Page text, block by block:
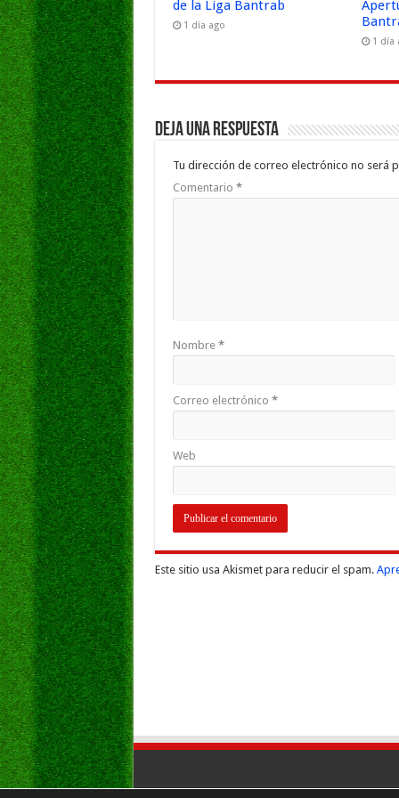
de la Liga Bantrab
1 día ago
1 día
Deja una respuesta
Tu dirección de correo electrónico no será
Comentario *
Nombre *
Correo electrónico *
Web
Este sitio usa Akismet para reducir el spam.